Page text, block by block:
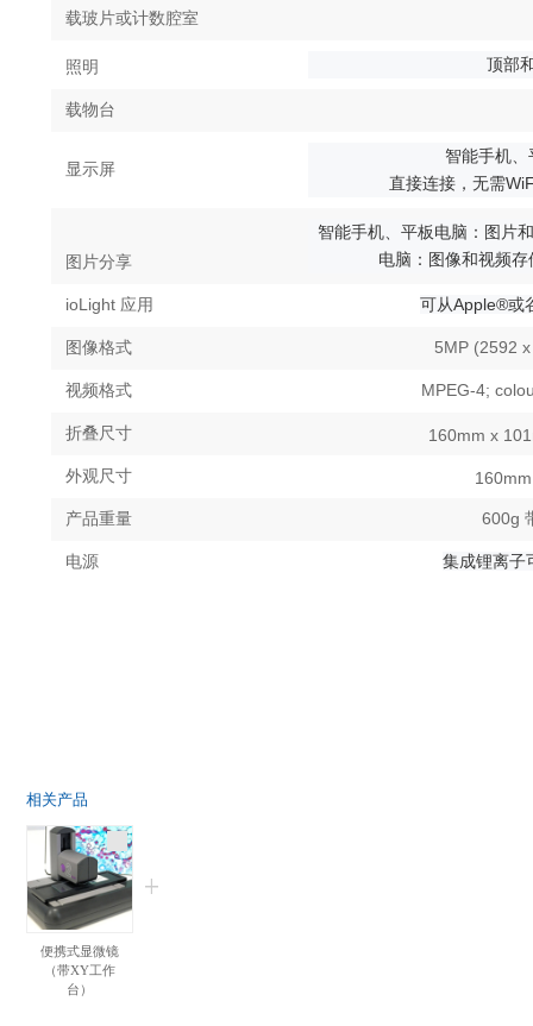
载玻片或计数腔室
照明 顶部
载物台
显示屏
智能手机
直接连接， 无需
图片分享
智能手机、 平板电脑 ： 图片
电脑 ： 图像和视频
ioLight 应用 可从Apple®或
图像格式 5MP (2592
视频格式 MPEG-4;
折叠尺寸 160mm x
外观尺寸
产品重量 600g
电源 集成锂离子
相关产品
便携式显微镜
（带XY工作
台）